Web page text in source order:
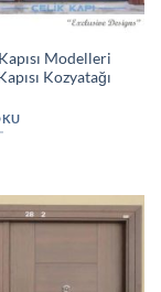
Modelleri
Kozyatağı